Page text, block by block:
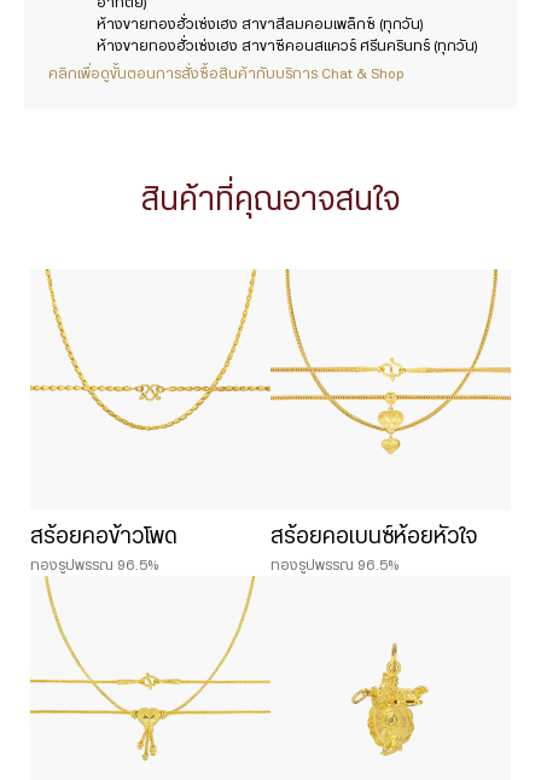
ห้างขายทองฮั่วเซ่งเฮง สาขาสีลมคอมเพล็กซ์ (ทุกวัน)
ห้างขายทองฮั่วเซ่งเฮง สาขาซีคอนสแควร์ ศรีนครินทร์ (ทุกวัน)
คลิกเพื่อดูขั้นตอนการสั่งซื้อสินค้ากับบริการ Chat & Shop
สินค้าที่คุณอาจสนใจ
สร้อยคอข้าวโพด
ทองรูปพรรณ 96.5%
สร้อยคอเบนซ์ห้อยหัวใจ
ทองรูปพรรณ 96.5%